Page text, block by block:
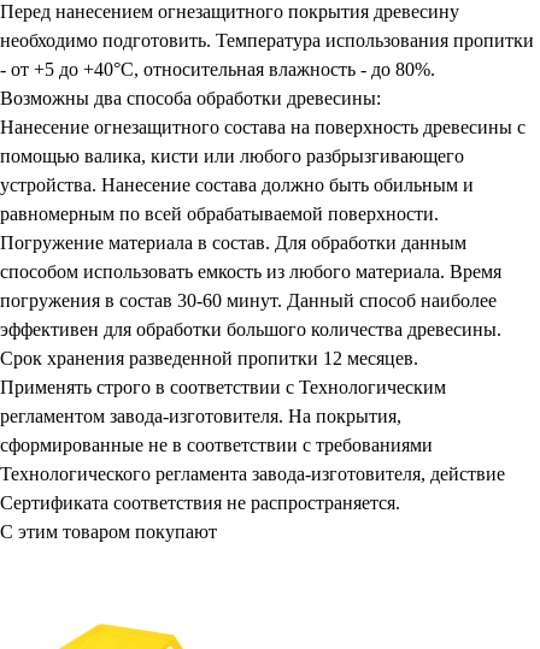
Перед нанесением огнезащитного покрытия древесину
необходимо подготовить. Температура использования пропитки
- от +5 до +40°С, относительная влажность - до 80%.
Возможны два способа обработки древесины:
Нанесение огнезащитного состава на поверхность древесины с
помощью валика, кисти или любого разбрызгивающего
устройства. Нанесение состава должно быть обильным и
равномерным по всей обрабатываемой поверхности.
Погружение материала в состав. Для обработки данным
способом использовать емкость из любого материала. Время
погружения в состав 30-60 минут. Данный способ наиболее
эффективен для обработки большого количества древесины.
Срок хранения разведенной пропитки 12 месяцев.
Применять строго в соответствии с Технологическим
регламентом завода-изготовителя. На покрытия,
сформированные не в соответствии с требованиями
Технологического регламента завода-изготовителя, действие
Сертификата соответствия не распространяется.
С этим товаром покупают